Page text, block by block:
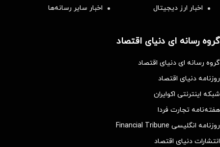
اخبار ارز دیجیتال
اخبار سایر رسانه‌‌ها
گروه رسانه ای دنیای اقتصاد
گروه رسانه ای دنیای اقتصاد
روزنامه دنیای اقتصاد
شبکه اینترنتی اکوایران
هفته‌نامه تجارت فردا
روزنامه انگلیسی Financial Tribune
انتشارات دنیای اقتصاد